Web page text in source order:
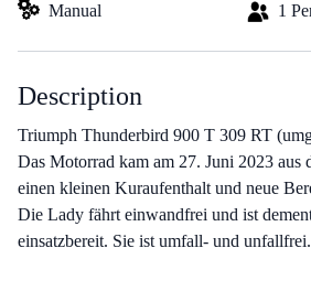
Manual 1
Description
Triumph Thunderbird 900 T 309 RT
Das Motorrad kam am 27. Juni 2023 aus
einen kleinen Kuraufenthalt und neue
Die Lady fährt einwandfrei und ist
einsatzbereit. Sie ist umfall- und unfallfrei.